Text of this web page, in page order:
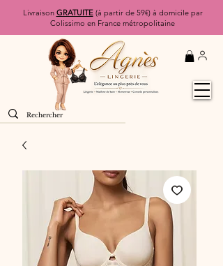
Livraison GRATUITE(à partir de 59€) à domicile par
Colissimo en France métropolitaine